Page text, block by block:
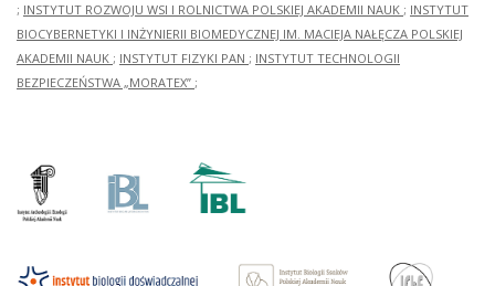
; INSTYTUT ROZWOJU WSI I ROLNICTWA POLSKIEJ AKADEMII NAUK ; INSTYTUT
BIOCYBERNETYKI I INŻYNIERII BIOMEDYCZNEJ IM. MACIEJA NAŁĘCZA POLSKIEJ
AKADEMII NAUK ; INSTYTUT FIZYKI PAN ; INSTYTUT TECHNOLOGII
BEZPIECZEŃSTWA „MORATEX” ;